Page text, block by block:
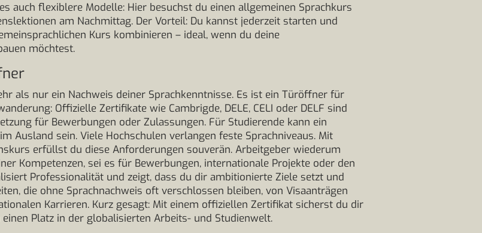
auch flexiblere Modelle: Hier besuchst du einen allgemeinen Sprachkurs
am Nachmittag. Der Vorteil: Du kannst jederzeit starten und
Kurs kombinieren – ideal, wenn du deine
möchtest.
als nur ein Nachweis deiner Sprachkenntnisse. Es ist ein Türöffner für
Offizielle Zertifikate wie Cambrigde, DELE, CELI oder DELF sind
für Bewerbungen oder Zulassungen. Für Studierende kann ein
Ausland sein. Viele Hochschulen verlangen feste Sprachniveaus. Mit
erfüllst du diese Anforderungen souverän. Arbeitgeber wiederum
Kompetenzen, sei es für Bewerbungen, internationale Projekte oder den
Professionalität und zeigt, dass du dir ambitionierte Ziele setzt und
die ohne Sprachnachweis oft verschlossen bleiben, von Visaanträgen
Karrieren. Kurz gesagt: Mit einem offiziellen Zertifikat sicherst du dir
Platz in der globalisierten Arbeits- und Studienwelt.